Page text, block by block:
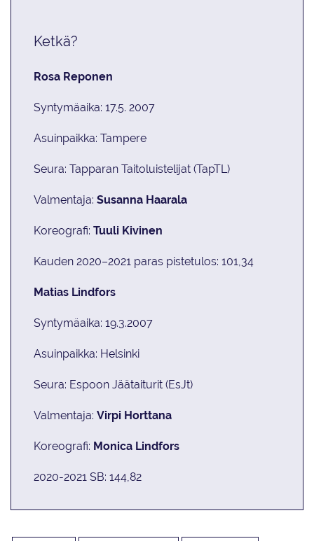
Ketkä?
Rosa Reponen
Syntymäaika: 17.5. 2007
Asuinpaikka: Tampere
Seura: Tapparan Taitoluistelijat (TapTL)
Valmentaja: Susanna Haarala
Koreografi: Tuuli Kivinen
Kauden 2020–2021 paras pistetulos: 101,34
Matias Lindfors
Syntymäaika: 19.3.2007
Asuinpaikka: Helsinki
Seura: Espoon Jäätaiturit (EsJt)
Valmentaja: Virpi Horttana
Koreografi: Monica Lindfors
2020-2021 SB: 144,82